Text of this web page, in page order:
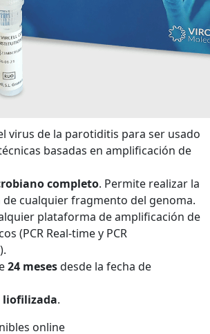
virus de la parotiditis para ser usado
basadas en amplificación de
completo. Permite realizar la
cualquier fragmento del genoma.
plataforma de amplificación de
(PCR Real-time y PCR
24 mesesdesde la fecha de
liofilizada.
online